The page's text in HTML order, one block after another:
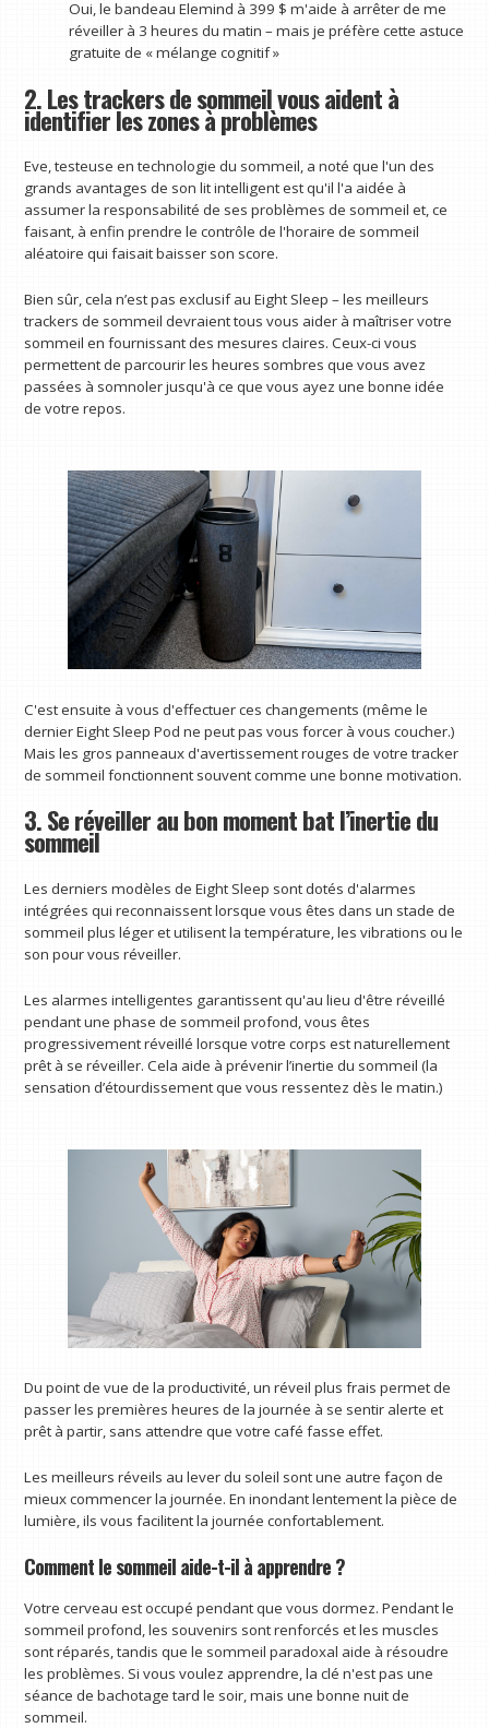
Oui, le bandeau Elemind à 399 $ m'aide à arrêter de me
réveiller à 3 heures du matin – mais je préfère cette astuce
gratuite de « mélange cognitif »
2. Les trackers de sommeil vous aident à
identifier les zones à problèmes
Eve, testeuse en technologie du sommeil, a noté que l'un des
grands avantages de son lit intelligent est qu'il l'a aidée à
assumer la responsabilité de ses problèmes de sommeil et, ce
faisant, à enfin prendre le contrôle de l'horaire de sommeil
aléatoire qui faisait baisser son score.
Bien sûr, cela n’est pas exclusif au Eight Sleep – les meilleurs
trackers de sommeil devraient tous vous aider à maîtriser votre
sommeil en fournissant des mesures claires. Ceux-ci vous
permettent de parcourir les heures sombres que vous avez
passées à somnoler jusqu'à ce que vous ayez une bonne idée
de votre repos.
C'est ensuite à vous d'effectuer ces changements (même le
dernier Eight Sleep Pod ne peut pas vous forcer à vous coucher.)
Mais les gros panneaux d'avertissement rouges de votre tracker
de sommeil fonctionnent souvent comme une bonne motivation.
3. Se réveiller au bon moment bat l’inertie du
sommeil
Les derniers modèles de Eight Sleep sont dotés d'alarmes
intégrées qui reconnaissent lorsque vous êtes dans un stade de
sommeil plus léger et utilisent la température, les vibrations ou le
son pour vous réveiller.
Les alarmes intelligentes garantissent qu'au lieu d'être réveillé
pendant une phase de sommeil profond, vous êtes
progressivement réveillé lorsque votre corps est naturellement
prêt à se réveiller. Cela aide à prévenir l’inertie du sommeil (la
sensation d’étourdissement que vous ressentez dès le matin.)
Du point de vue de la productivité, un réveil plus frais permet de
passer les premières heures de la journée à se sentir alerte et
prêt à partir, sans attendre que votre café fasse effet.
Les meilleurs réveils au lever du soleil sont une autre façon de
mieux commencer la journée. En inondant lentement la pièce de
lumière, ils vous facilitent la journée confortablement.
Comment le sommeil aide-t-il à apprendre ?
Votre cerveau est occupé pendant que vous dormez. Pendant le
sommeil profond, les souvenirs sont renforcés et les muscles
sont réparés, tandis que le sommeil paradoxal aide à résoudre
les problèmes. Si vous voulez apprendre, la clé n'est pas une
séance de bachotage tard le soir, mais une bonne nuit de
sommeil.